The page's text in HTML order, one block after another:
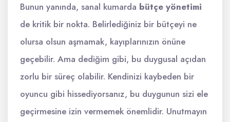
Bunun yanında, sanal kumarda bütçe yönetimi
de kritik bir nokta. Belirlediğiniz bir bütçeyi ne
olursa olsun aşmamak, kayıplarınızın önüne
geçebilir. Ama dediğim gibi, bu duygusal açıdan
zorlu bir süreç olabilir. Kendinizi kaybeden bir
oyuncu gibi hissediyorsanız, bu duygunun sizi ele
geçirmesine izin vermemek önemlidir. Unutmayın